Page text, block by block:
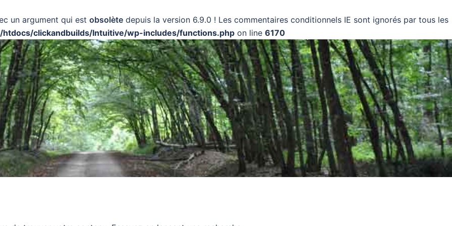
un argument qui est obsolète depuis la version 6.9.0 ! Les commentaires conditionnels IE sont ignorés par tous les
clickandbuilds/Intuitive/wp-includes/functions.php on line 6170